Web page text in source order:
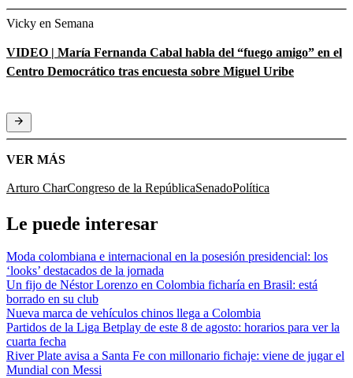
Vicky en Semana
VIDEO | María Fernanda Cabal habla del “fuego amigo” en el
Centro Democrático tras encuesta sobre Miguel Uribe
VER MÁS
Arturo CharCongreso de la RepúblicaSenadoPolítica
Le puede interesar
Moda colombiana e internacional en la posesión presidencial: los
‘looks’ destacados de la jornada
Un fijo de Néstor Lorenzo en Colombia ficharía en Brasil: está
borrado en su club
Nueva marca de vehículos chinos llega a Colombia
Partidos de la Liga Betplay de este 8 de agosto: horarios para ver la
cuarta fecha
River Plate avisa a Santa Fe con millonario fichaje: viene de jugar el
Mundial con Messi